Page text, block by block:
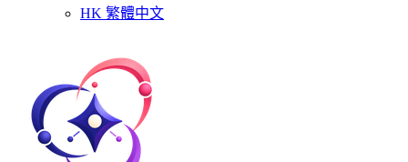
HK 繁體中文